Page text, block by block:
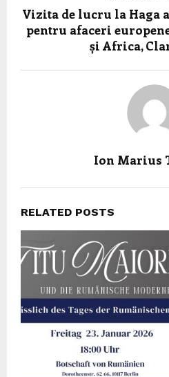
Vizita de lucru la Haga
pentru afaceri
și Africa,
Ion Marius
RELATED POSTS